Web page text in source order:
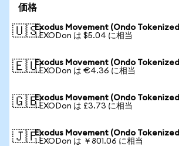
価格
🇺🇸Exodus Movement (Ondo
1 EXODon は $5.04 に相当
🇪🇺Exodus Movement (Ondo
1 EXODon は €4.36 に相当
🇬🇧Exodus Movement (Ondo
1 EXODon は £3.73 に相当
🇯🇵Exodus Movement (Ondo
1 EXODon は ￥801.06 に相当